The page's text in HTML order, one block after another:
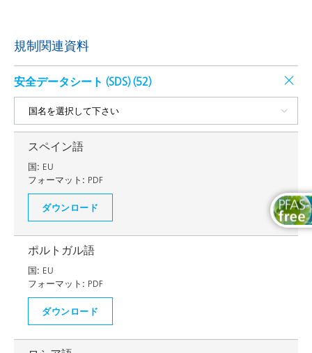
規制関連資料
安全データシート (SDS) (52)
スペイン語
国: EU
フォーマット: PDF
ダウンロード
ポルトガル語
国: EU
フォーマット: PDF
ダウンロード